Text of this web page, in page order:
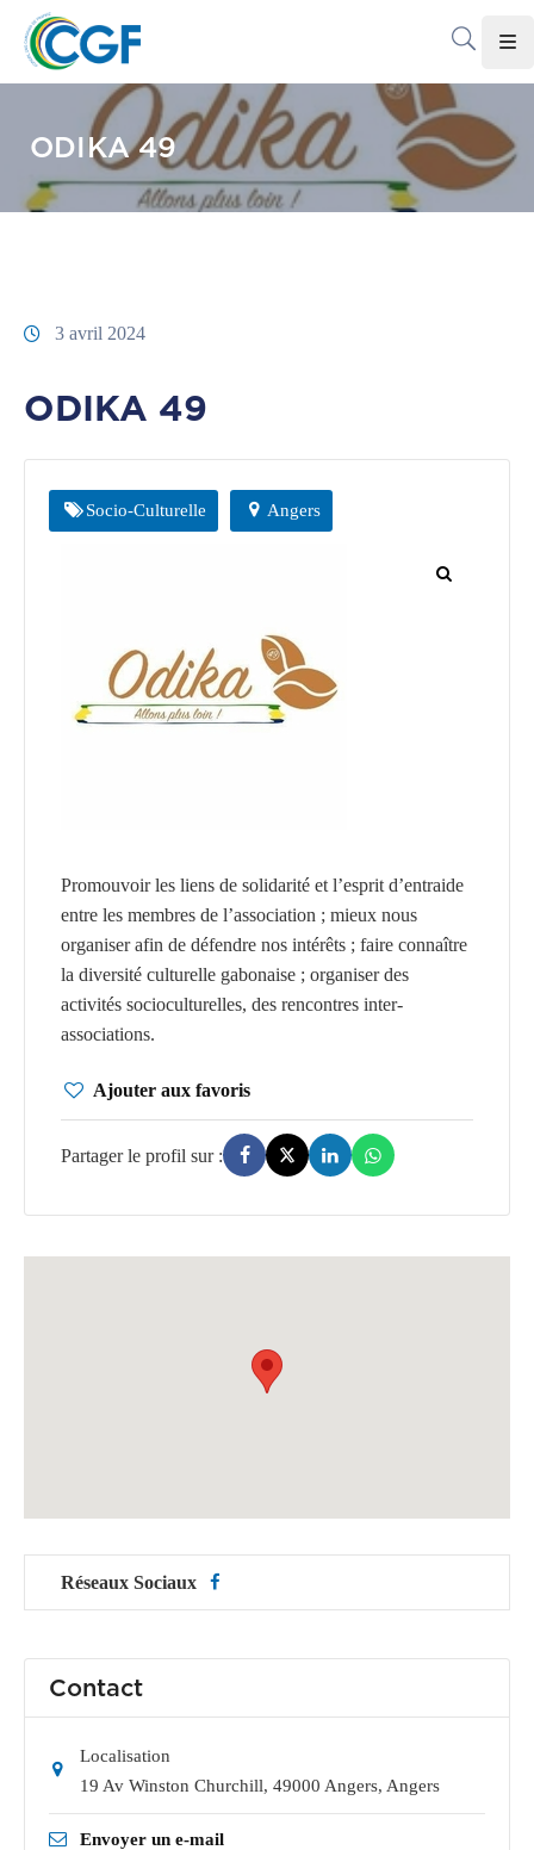
Le
CGF
Infos
Pratiques
Le
Adhérer
Presse
ODIKA 49
3 avril 2024
ODIKA 49
Socio-Culturelle Angers
Promouvoir les liens de solidarité et l’esprit d’entraide
entre les membres de l’association ; mieux nous
organiser afin de défendre nos intérêts ; faire connaître
la diversité culturelle gabonaise ; organiser des
activités socioculturelles, des rencontres inter-
associations.
Ajouter aux favoris
Réseaux Sociaux
Contact
Localisation
19 Av Winston Churchill, 49000 Angers, Angers
Envoyer un e-mail